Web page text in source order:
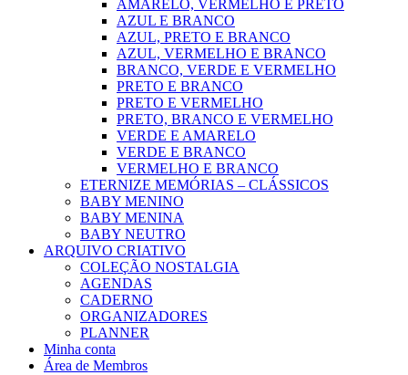
AMARELO, VERMELHO E PRETO
AZUL E BRANCO
AZUL, PRETO E BRANCO
AZUL, VERMELHO E BRANCO
BRANCO, VERDE E VERMELHO
PRETO E BRANCO
PRETO E VERMELHO
PRETO, BRANCO E VERMELHO
VERDE E AMARELO
VERDE E BRANCO
VERMELHO E BRANCO
ETERNIZE MEMÓRIAS – CLÁSSICOS
BABY MENINO
BABY MENINA
BABY NEUTRO
ARQUIVO CRIATIVO
COLEÇÃO NOSTALGIA
AGENDAS
CADERNO
ORGANIZADORES
PLANNER
Minha conta
Área de Membros